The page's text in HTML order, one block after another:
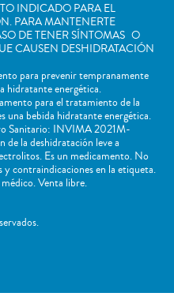
INDICADO PARA EL
PARA MANTENERTE
DE TENER SÍNTOMAS O
CAUSEN DESHIDRATACIÓN
para prevenir tempranamente
hidratante energética.
para el tratamiento de la
una bebida hidratante energética.
Sanitario: INVIMA 2021M-
la deshidratación leve a
Es un medicamento. No
y contraindicaciones en la etiqueta.
Venta libre.